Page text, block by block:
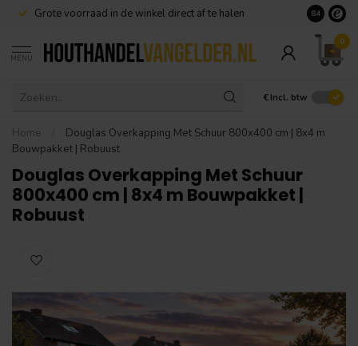
Grote voorraad in de winkel direct af te halen 8.4
MENU
0
€ Incl. btw
Home
Douglas Overkapping Met Schuur 800x400 cm | 8x4 m
Bouwpakket | Robuust
Douglas Overkapping Met Schuur
800x400 cm | 8x4 m Bouwpakket |
Robuust